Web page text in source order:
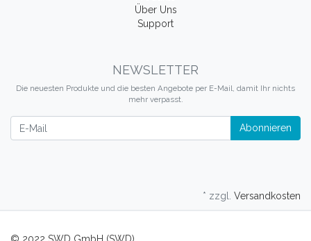
Über Uns
Support
NEWSLETTER
Die neuesten Produkte und die besten Angebote per E-Mail, damit Ihr nichts
mehr verpasst.
Abonnieren
* zzgl. Versandkosten